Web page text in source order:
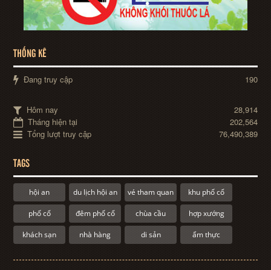
THỐNG KÊ
Đang truy cập 190
Hôm nay
28,914
Tháng hiện tại
202,564
Tổng lượt truy cập
76,490,389
TAGS
hội an du lịch hội an vé tham quan khu phố cổ
phố cổ đêm phố cổ chùa cầu hợp xướng
khách sạn nhà hàng di sản ẩm thực